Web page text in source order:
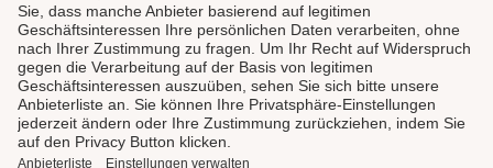
LAUX DELI
SERVICE